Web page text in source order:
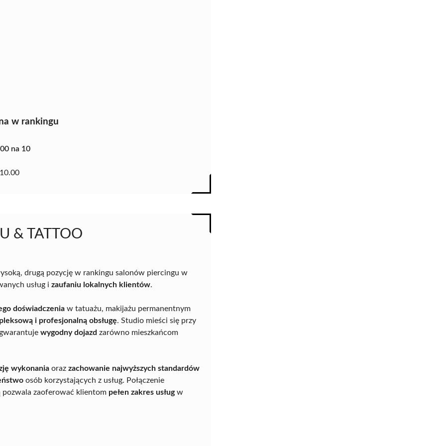
w rankingu
na 10
10.00
& TATTOO
drugą pozycję w rankingu salonów piercingu w
usług i zaufaniu lokalnych klientów.
doświadczenia w tatuażu, makijażu permanentnym
i profesjonalną obsługę. Studio mieści się przy
wygodny dojazd zarówno mieszkańcom
wykonania oraz zachowanie najwyższych standardów
osób korzystających z usług. Połączenie
pozwala zaoferować klientom pełen zakres usługw